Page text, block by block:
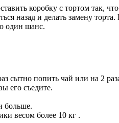
коробку с тортом так,
назад и делать замену
один шанс.
сытно попить чай или на 2
его съедите.
больше.
весом более 10 кг .